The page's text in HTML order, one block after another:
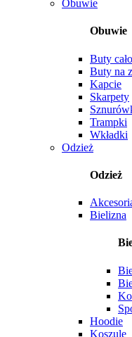
Obuwie
Obuwie
Buty
Buty na
Kapcie
Skarpety
Trampki
Wkładki
Odzież
Odzież
Bielizna
Hoodie
Koszule